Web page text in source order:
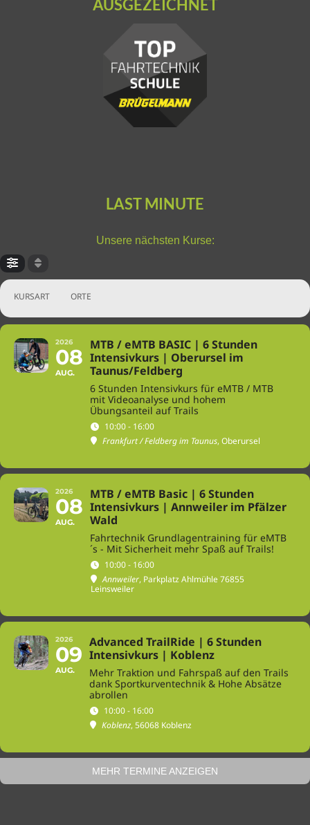
AUSGEZEICHNET
LAST MINUTE
Unsere nächsten Kurse:
KURSART ORTE
2026
08
AUG.
MTB / eMTB BASIC | 6 Stunden
Intensivkurs | Oberursel im
Taunus/Feldberg
6 Stunden Intensivkurs für eMTB / MTB
mit Videoanalyse und hohem
Übungsanteil auf Trails
10:00 - 16:00
Frankfurt / Feldberg im Taunus, Oberursel
2026
08
AUG.
MTB / eMTB Basic | 6 Stunden
Intensivkurs | Annweiler im Pfälzer
Wald
Fahrtechnik Grundlagentraining für eMTB
´s - Mit Sicherheit mehr Spaß auf Trails!
10:00 - 16:00
Annweiler, Parkplatz Ahlmühle 76855
Leinsweiler
2026
09
AUG.
Advanced TrailRide | 6 Stunden
Intensivkurs | Koblenz
Mehr Traktion und Fahrspaß auf den Trails
dank Sportkurventechnik & Hohe Absätze
abrollen
10:00 - 16:00
Koblenz, 56068 Koblenz
MEHR TERMINE ANZEIGEN